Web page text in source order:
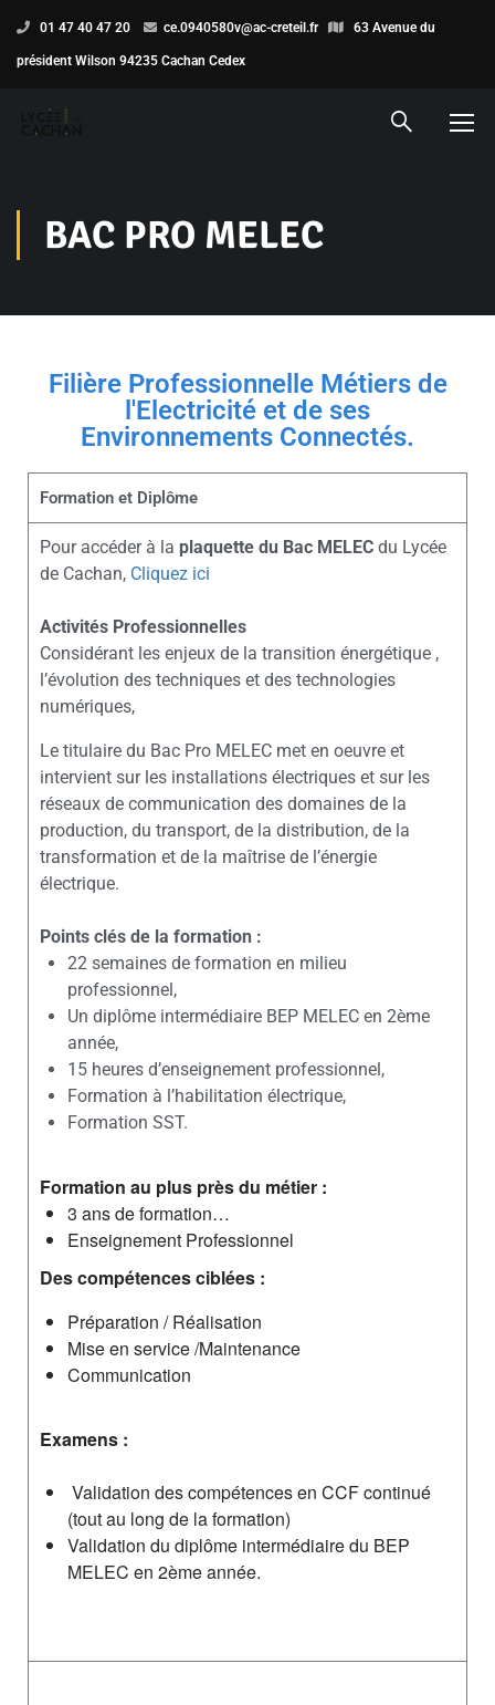
01 47 40 47 20 ce.0940580v@ac-creteil.fr 63 Avenue du
président Wilson 94235 Cachan Cedex
BAC PRO MELEC
Filière Professionnelle Métiers de
l'Electricité et de ses
Environnements Connectés.
Formation et Diplôme
Pour accéder à la plaquette du Bac MELEC du Lycée
de Cachan, Cliquez ici
Activités Professionnelles
Considérant les enjeux de la transition énergétique ,
l’évolution des techniques et des technologies
numériques,
Le titulaire du Bac Pro MELEC met en oeuvre et
intervient sur les installations électriques et sur les
réseaux de communication des domaines de la
production, du transport, de la distribution, de la
transformation et de la maîtrise de l’énergie
électrique.
Points clés de la formation :
22 semaines de formation en milieu
professionnel,
Un diplôme intermédiaire BEP MELEC en 2ème
année,
15 heures d’enseignement professionnel,
Formation à l’habilitation électrique,
Formation SST.
Formation au plus près du métier :
3 ans de formation…
Enseignement Professionnel
Des compétences ciblées :
Préparation / Réalisation
Mise en service /Maintenance
Communication
Examens :
Validation des compétences en CCF continué
(tout au long de la formation)
Validation du diplôme intermédiaire du BEP
MELEC en 2ème année.